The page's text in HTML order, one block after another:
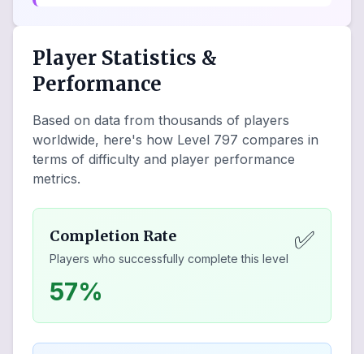
Player Statistics &
Performance
Based on data from thousands of players
worldwide, here's how Level 797 compares in
terms of difficulty and player performance
metrics.
Completion Rate
Players who successfully complete this level
✅
57%